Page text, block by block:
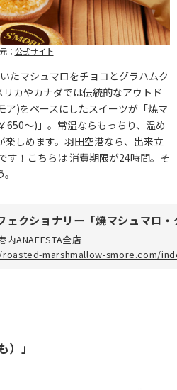
： 公式サイト
たマシュマロをチョコとグラハムク
カやカナダでは伝統的なアウトド
ア)をベースにしたスイーツが「焼マ
650～)」。常温ならもっちり、温め
しめます。羽田空港なら、出来立
す！こちらは 消費期限が24時間。そ
ェクショナリー「焼マシュマロ
内ANAFESTA全店
marshmallow-smore.com/
」